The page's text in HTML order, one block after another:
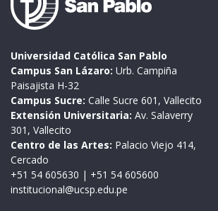
Universidad Católica San Pablo
Campus San Lázaro: Urb. Campiña
Paisajista H-32
Campus Sucre: Calle Sucre 601, Vallecito
Extensión Universitaria: Av. Salaverry
301, Vallecito
Centro de las Artes: Palacio Viejo 414,
Cercado
+51 54 605630 | +51 54 605600
institucional@ucsp.edu.pe